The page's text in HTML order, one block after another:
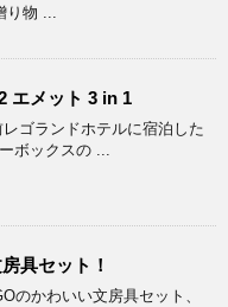
り物 ...
エメット 3 in 1
ゴランドホテルに宿泊した
ボックスの ...
具セット！
のかわいい文房具セット、